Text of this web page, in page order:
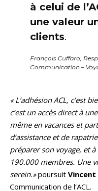
à celui de
une valeur
clients.
François Cuffaro,
Communication –
« L’adhésion ACL, c’est
c’est un accès direct à
même en vacances et
d’assistance et de
préparer son voyage, et
190.000 membres. Une
serein.»poursuit Vincent
Communication de l’ACL.